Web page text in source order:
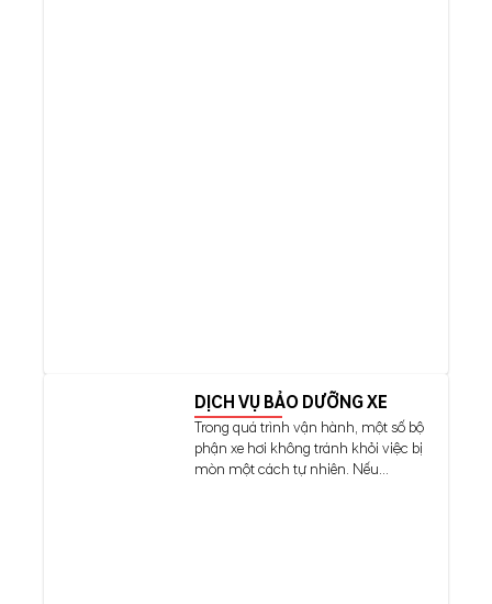
DỊCH VỤ BẢO DƯỠNG XE
Trong quá trình vận hành, một số bộ
phận xe hơi không tránh khỏi việc bị
mòn một cách tự nhiên. Nếu...